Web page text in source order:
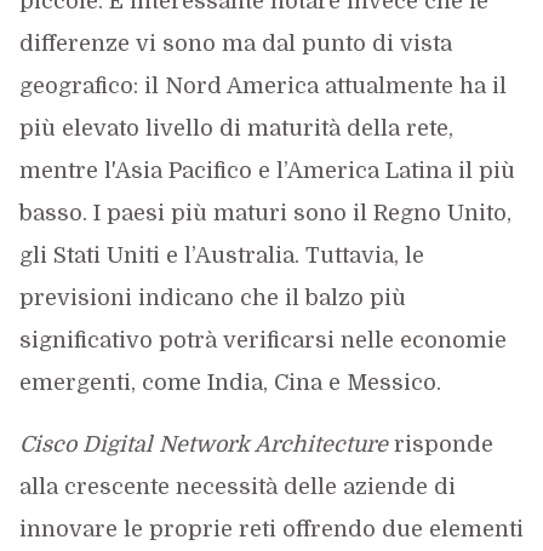
differenze vi sono ma dal punto di vista
geografico: il Nord America attualmente ha il
più elevato livello di maturità della rete,
mentre l'Asia Pacifico e l’America Latina il più
basso. I paesi più maturi sono il Regno Unito,
gli Stati Uniti e l’Australia. Tuttavia, le
previsioni indicano che il balzo più
significativo potrà verificarsi nelle economie
emergenti, come India, Cina e Messico.
Cisco Digital Network Architecturerisponde
alla crescente necessità delle aziende di
innovare le proprie reti offrendo due elementi